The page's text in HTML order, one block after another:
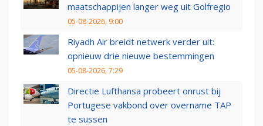
maatschappijen langer weg uit Golfregio
05-08-2026, 9:00
Riyadh Air breidt netwerk verder uit:
opnieuw drie nieuwe bestemmingen
05-08-2026, 7:29
Directie Lufthansa probeert onrust bij
Portugese vakbond over overname TAP
te sussen